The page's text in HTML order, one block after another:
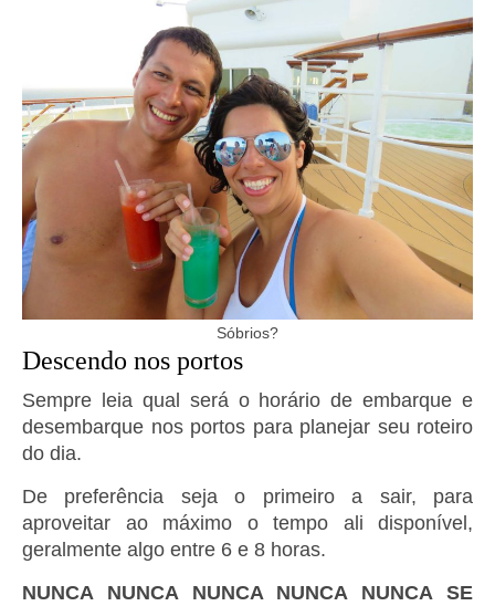
Sóbrios?
Descendo nos portos
Sempre leia qual será o horário de embarque e
desembarque nos portos para planejar seu roteiro
do dia.
De preferência seja o primeiro a sair, para
aproveitar ao máximo o tempo ali disponível,
geralmente algo entre 6 e 8 horas.
NUNCA NUNCA NUNCA NUNCA NUNCA SE